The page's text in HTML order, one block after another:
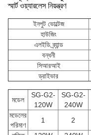
স্মার্ট ওয়্যারলেস নিয়ন্ত্রণ
ইনপুট ভোল্টেজ
হাউজিং
এলইডি ব্র্যান্ড
বন্ধনী
সিআরআই
ড্রাইভার
মডেল
SG-G2-
120W
SG-G2-
240W
মডেলের
পরিমাণ
1 2